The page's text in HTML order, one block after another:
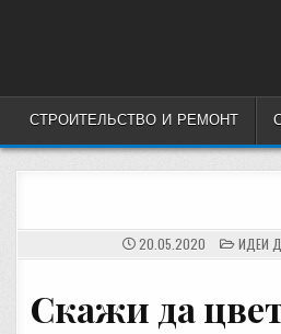
СТРОИТЕЛЬСТВО И РЕМОНТ
20.05.2020 POSTED
IN
ИДЕИ
Скажи да